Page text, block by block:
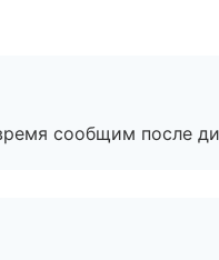
сообщим после